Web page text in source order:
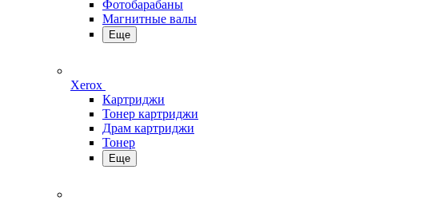
Фотобарабаны
Магнитные валы
Еще
Xerox
Картриджи
Тонер картриджи
Драм картриджи
Тонер
Еще